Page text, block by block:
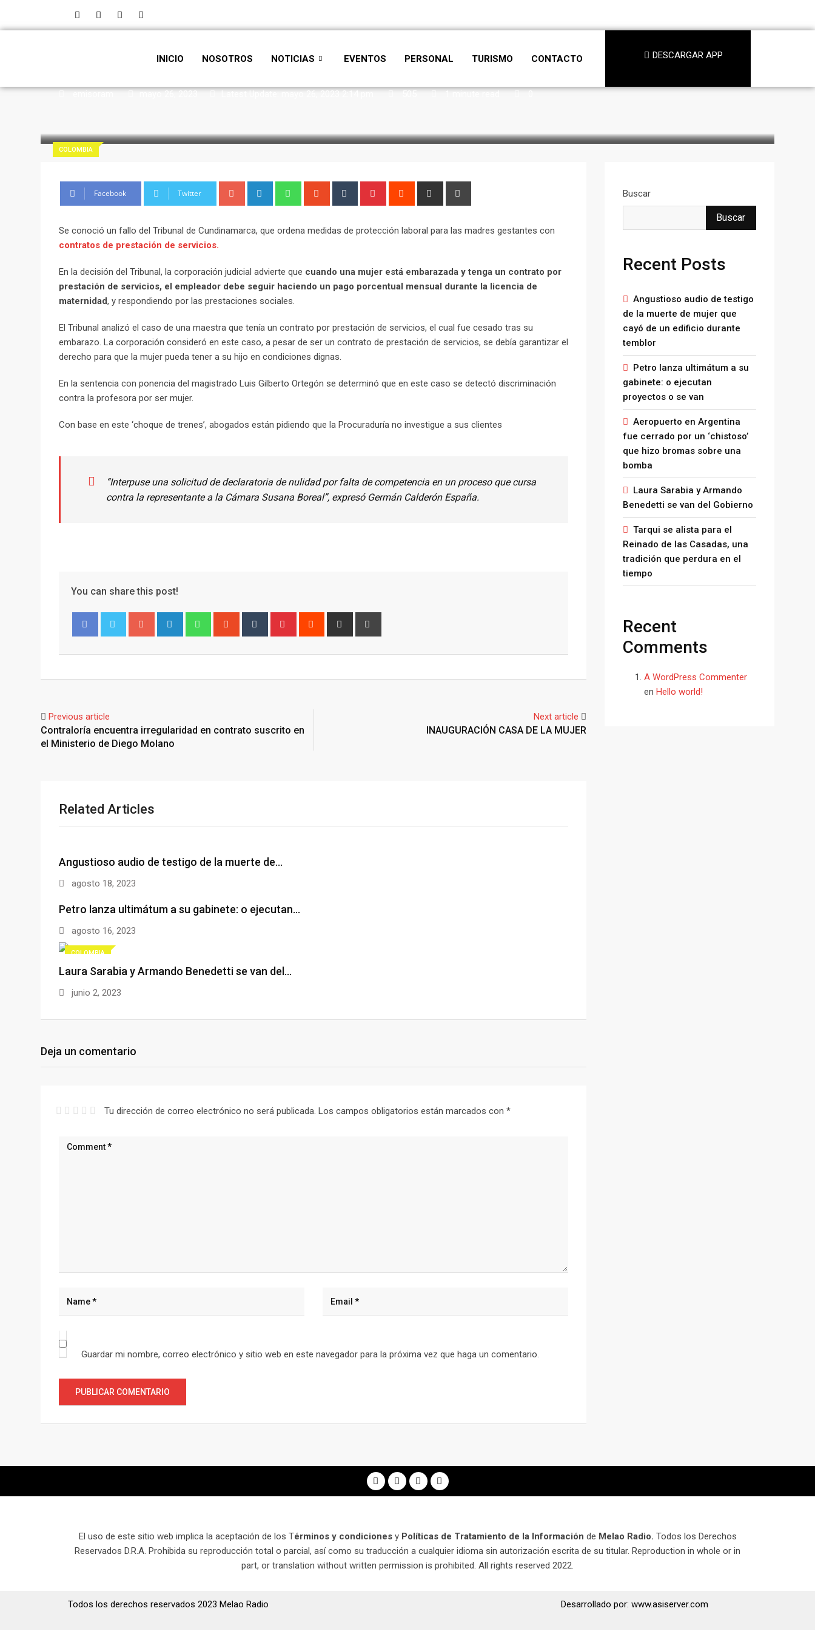
INICIO NOSOTROS NOTICIAS EVENTOS PERSONAL TURISMO CONTACTO DESCARGAR APP
COLOMBIA
emisoram mayo 26, 2023 Latest Update: mayo 26, 2023 2:14 pm 505 1 minute read 0
Facebook Twitter
Se conoció un fallo del Tribunal de Cundinamarca, que ordena medidas de protección laboral para las madres gestantes con
contratos de prestación de servicios.
En la decisión del Tribunal, la corporación judicial advierte que cuando una mujer está embarazada y tenga un contrato por
prestación de servicios, el empleador debe seguir haciendo un pago porcentual mensual durante la licencia de
maternidad, y respondiendo por las prestaciones sociales.
El Tribunal analizó el caso de una maestra que tenía un contrato por prestación de servicios, el cual fue cesado tras su
embarazo. La corporación consideró en este caso, a pesar de ser un contrato de prestación de servicios, se debía garantizar el
derecho para que la mujer pueda tener a su hijo en condiciones dignas.
En la sentencia con ponencia del magistrado Luis Gilberto Ortegón se determinó que en este caso se detectó discriminación
contra la profesora por ser mujer.
Con base en este ‘choque de trenes’, abogados están pidiendo que la Procuraduría no investigue a sus clientes
“Interpuse una solicitud de declaratoria de nulidad por falta de competencia en un proceso que cursa
contra la representante a la Cámara Susana Boreal”, expresó Germán Calderón España.
You can share this post!
Previous article
Contraloría encuentra irregularidad en contrato suscrito en
el Ministerio de Diego Molano
Next article
INAUGURACIÓN CASA DE LA MUJER
Related Articles
Angustioso audio de testigo de la muerte de…
agosto 18, 2023
Petro lanza ultimátum a su gabinete: o ejecutan…
agosto 16, 2023
COLOMBIA
Laura Sarabia y Armando Benedetti se van del…
junio 2, 2023
Deja un comentario
Tu dirección de correo electrónico no será publicada. Los campos obligatorios están marcados con *
Guardar mi nombre, correo electrónico y sitio web en este navegador para la próxima vez que haga un comentario.
Buscar
Buscar
Recent Posts
Angustioso audio de testigo
de la muerte de mujer que
cayó de un edificio durante
temblor
Petro lanza ultimátum a su
gabinete: o ejecutan
proyectos o se van
Aeropuerto en Argentina
fue cerrado por un ‘chistoso’
que hizo bromas sobre una
bomba
Laura Sarabia y Armando
Benedetti se van del Gobierno
Tarqui se alista para el
Reinado de las Casadas, una
tradición que perdura en el
tiempo
Recent
Comments
A WordPress Commenter
en Hello world!
El uso de este sitio web implica la aceptación de los Términos y condicionesy Políticas de Tratamiento de la Información de Melao Radio. Todos los Derechos
Reservados D.R.A. Prohibida su reproducción total o parcial, así como su traducción a cualquier idioma sin autorización escrita de su titular. Reproduction in whole or in
part, or translation without written permission is prohibited. All rights reserved 2022.
Todos los derechos reservados 2023 Melao Radio Desarrollado por: www.asiserver.com